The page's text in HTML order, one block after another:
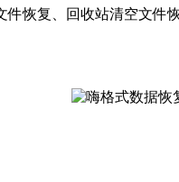
恢复、回收站清空文